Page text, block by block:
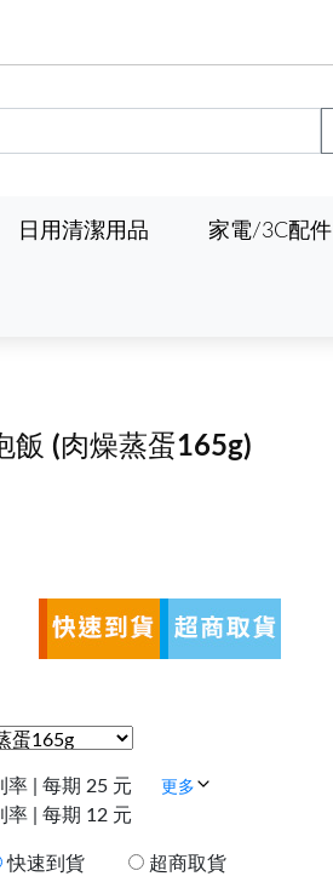
日用清潔用品 家電/3C配件
飯 (肉燥蒸蛋165g)
率 | 每期 25 元
率 | 每期 12 元
更多
快速到貨 超商取貨